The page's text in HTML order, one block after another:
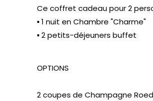
Ce coffret cadeau pour 2
▪ 1 nuit en Chambre "Charme"
▪ 2 petits-déjeuners buffet
OPTIONS
2 coupes de Champagne